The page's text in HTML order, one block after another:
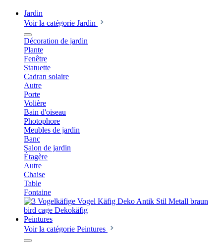
Jardin
Voir la catégorie Jardin
Décoration de jardin
Plante
Fenêtre
Statuette
Cadran solaire
Autre
Porte
Volière
Bain d'oiseau
Photophore
Meubles de jardin
Banc
Salon de jardin
Étagère
Autre
Chaise
Table
Fontaine
Peintures
Voir la catégorie Peintures